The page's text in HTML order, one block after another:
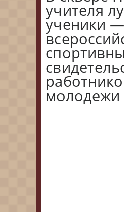
учителя
ученики
молодежи